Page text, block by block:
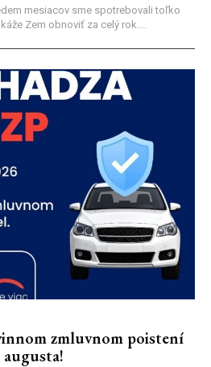
mesiacov sme spotrebovali toľko
Zem obnoviť za celý rok....
zmluvnom poistení